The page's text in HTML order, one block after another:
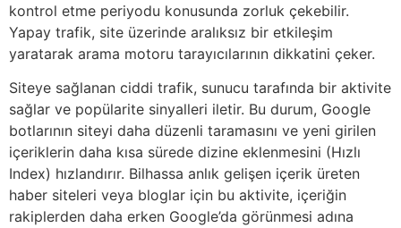
kontrol etme periyodu konusunda zorluk çekebilir.
Yapay trafik, site üzerinde aralıksız bir etkileşim
yaratarak arama motoru tarayıcılarının dikkatini çeker.
Siteye sağlanan ciddi trafik, sunucu tarafında bir aktivite
sağlar ve popülarite sinyalleri iletir. Bu durum, Google
botlarının siteyi daha düzenli taramasını ve yeni girilen
içeriklerin daha kısa sürede dizine eklenmesini (Hızlı
Index) hızlandırır. Bilhassa anlık gelişen içerik üreten
haber siteleri veya bloglar için bu aktivite, içeriğin
rakiplerden daha erken Google’da görünmesi adına